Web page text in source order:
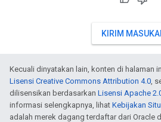
KIRIM
Kecuali dinyatakan lain, konten di halaman
Lisensi Creative Commons Attribution 4.0,
dilisensikan berdasarkan Lisensi Apache
informasi selengkapnya, lihat Kebijakan
adalah merek dagang terdaftar dari Oracle